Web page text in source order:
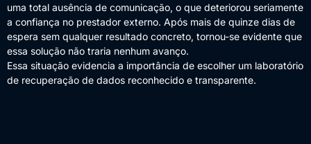
uma total ausência de comunicação, o que deteriorou seriamente
a confiança no prestador externo. Após mais de quinze dias de
espera sem qualquer resultado concreto, tornou-se evidente que
essa solução não traria nenhum avanço.
Essa situação evidencia a importância de escolher um laboratório
de recuperação de dados reconhecido e transparente.